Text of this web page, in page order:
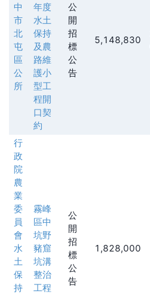
中
市
北
屯
區
公
所
年度
水土
保持
及農
路維
護小
型工
程開
口契
約
公
開
招
標
公
告
5,148,830
行
政
院
農
業
委
員
會
水
土
保
持
霧峰
區中
坑野
豬窟
坑溝
整治
工程
公
開
招
標
公
告
1,828,000